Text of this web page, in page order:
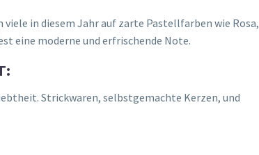
in diesem Jahr auf zarte Pastellfarben wie Rosa,
eine moderne und erfrischende Note.
Strickwaren, selbstgemachte Kerzen, und